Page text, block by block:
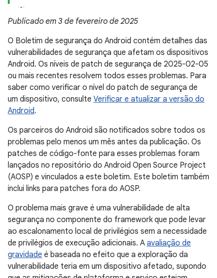
Publicado em 3 de fevereiro de 2025
O Boletim de segurança do Android contém detalhes das
vulnerabilidades de segurança que afetam os dispositivos
Android. Os níveis de patch de segurança de 2025-02-05
ou mais recentes resolvem todos esses problemas. Para
saber como verificar o nível do patch de segurança de
um dispositivo, consulte Verificar e atualizar a versão do
Android.
Os parceiros do Android são notificados sobre todos os
problemas pelo menos um mês antes da publicação. Os
patches de código-fonte para esses problemas foram
lançados no repositório do Android Open Source Project
(AOSP) e vinculados a este boletim. Este boletim também
inclui links para patches fora do AOSP.
O problema mais grave é uma vulnerabilidade de alta
segurança no componente do framework que pode levar
ao escalonamento local de privilégios sem a necessidade
de privilégios de execução adicionais. A avaliação de
gravidade é baseada no efeito que a exploração da
vulnerabilidade teria em um dispositivo afetado, supondo